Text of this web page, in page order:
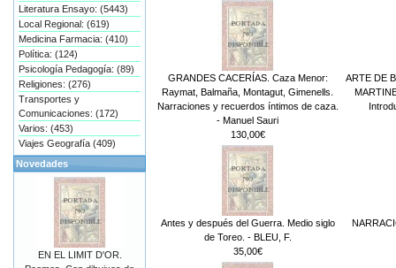
GRANDES CACERÍAS. Caza Menor:
Raymat, Balmaña, Montagut, Gimenells.
Narraciones y recuerdos íntimos de caza.
- Manuel Sauri
130,00€
ARTE DE
Antes y después del Guerra. Medio siglo
de Toreo. - BLEU, F.
35,00€
Literatura Ensayo: (5443)
Local Regional: (619)
Medicina Farmacia: (410)
Política: (124)
Psicología Pedagogía: (89)
Religiones: (276)
Transportes y
Comunicaciones: (172)
Varios: (453)
Viajes Geografía (409)
Novedades
EN EL LIMIT D'OR.